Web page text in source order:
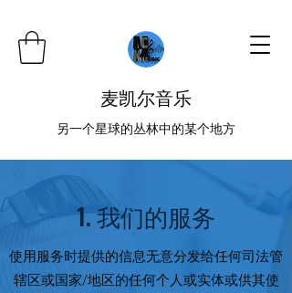
麦凯尔音乐
另一个星球的丛林中的某个地方
1. 我们的服务
使用服务时提供的信息无意分发给任何司法管
辖区或国家/地区的任何个人或实体或供其使